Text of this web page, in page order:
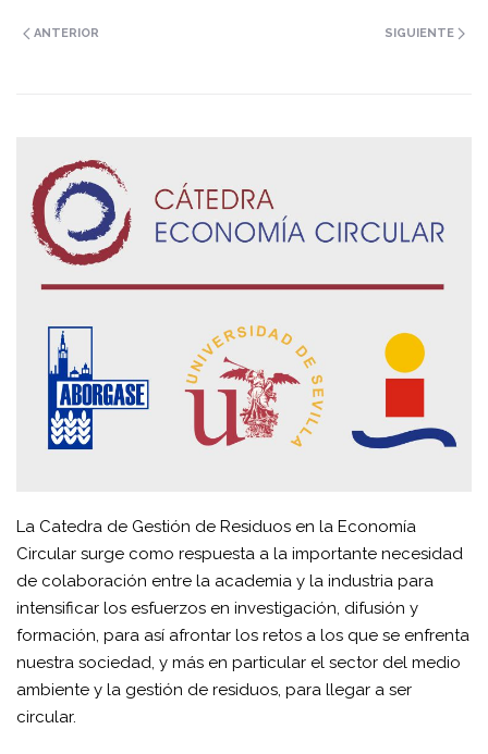
ANTERIOR SIGUIENTE
La Catedra de Gestión de Residuos en la Economía
Circular surge como respuesta a la importante necesidad
de colaboración entre la academia y la industria para
intensificar los esfuerzos en investigación, difusión y
formación, para así afrontar los retos a los que se enfrenta
nuestra sociedad, y más en particular el sector del medio
ambiente y la gestión de residuos, para llegar a ser
circular.